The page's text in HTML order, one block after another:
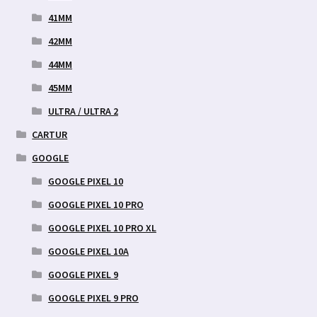
41MM
42MM
44MM
45MM
ULTRA / ULTRA 2
CARTUR
GOOGLE
GOOGLE PIXEL 10
GOOGLE PIXEL 10 PRO
GOOGLE PIXEL 10 PRO XL
GOOGLE PIXEL 10A
GOOGLE PIXEL 9
GOOGLE PIXEL 9 PRO